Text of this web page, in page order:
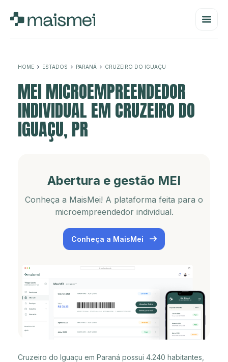
HOME ESTADOS PARANÁ CRUZEIRO DO IGUAÇU
MEI MICROEMPREENDEDOR
INDIVIDUAL EM CRUZEIRO DO
IGUAÇU, PR
Abertura e gestão MEI
Conheça a MaisMei! A plataforma feita para o
microempreendedor individual.
Conheça a MaisMei
Cruzeiro do Iguaçu em Paraná possui 4.240 habitantes,